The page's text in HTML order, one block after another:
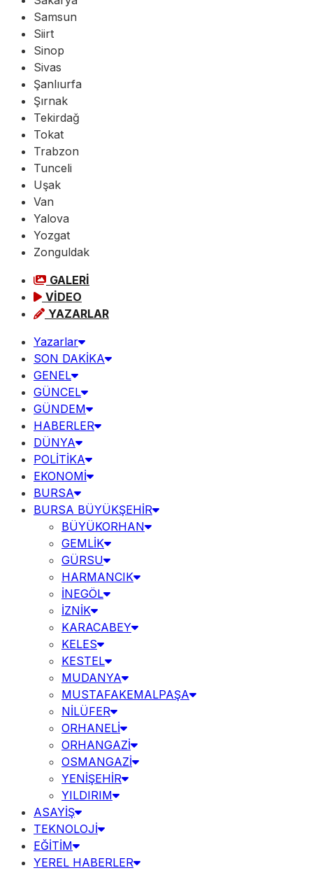
Samsun
Siirt
Sinop
Sivas
Şanlıurfa
Şırnak
Tekirdağ
Tokat
Trabzon
Tunceli
Uşak
Van
Yalova
Yozgat
Zonguldak
GALERİ
VİDEO
YAZARLAR
Yazarlar
SON DAKİKA
GENEL
GÜNCEL
GÜNDEM
HABERLER
DÜNYA
POLİTİKA
EKONOMİ
BURSA
BURSA BÜYÜKŞEHİR
BÜYÜKORHAN
GEMLİK
GÜRSU
HARMANCIK
İNEGÖL
İZNİK
KARACABEY
KELES
KESTEL
MUDANYA
MUSTAFAKEMALPAŞA
NİLÜFER
ORHANELİ
ORHANGAZİ
OSMANGAZİ
YENİŞEHİR
YILDIRIM
ASAYİŞ
TEKNOLOJİ
EĞİTİM
YEREL HABERLER